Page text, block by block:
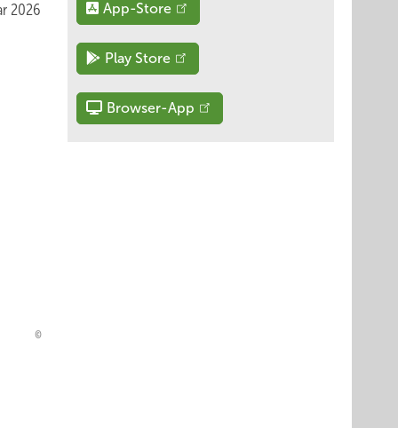
2026 App-Store
Play Store
Browser-App